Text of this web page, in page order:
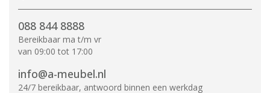
088 844 8888
Bereikbaar ma t/m vr
van 09:00 tot 17:00
info@a-meubel.nl
24/7 bereikbaar, antwoord binnen een werkdag